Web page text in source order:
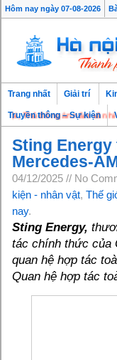
Hôm nay ngày 07-08-2026
Thủ đô ngàn năm văn hiến
Trang nhất Giải trí
Truyền thông – Sự kiện
Sting
Mercedes-
04/12/2025 // No
kiện - nhân vật, Thế
nay.
Sting Energy,
tác chính thức của
quan hệ hợp tác
Quan hệ hợp tác